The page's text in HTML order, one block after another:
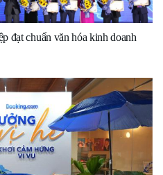
đạt chuẩn văn hóa kinh doanh